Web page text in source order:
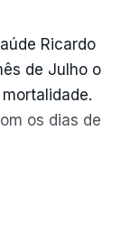
Ricardo
de Julho o
os dias de